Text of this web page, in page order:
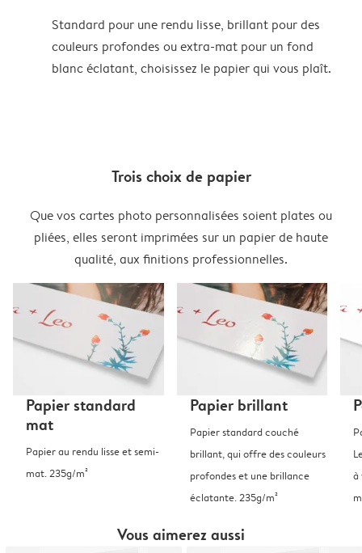
Standard pour une rendu lisse, brillant pour des
couleurs profondes ou extra-mat pour un fond
blanc éclatant, choisissez le papier qui vous plaît.
Trois choix de papier
Que vos cartes photo personnalisées soient plates ou
pliées, elles seront imprimées sur un papier de haute
qualité, aux finitions professionnelles.
Papier standard
mat
Papier au rendu lisse et semi-
mat. 235g/m²
Papier brillant
Papier standard couché
brillant, qui offre des couleurs
profondes et une brillance
éclatante. 235g/m²
à
Vous aimerez aussi